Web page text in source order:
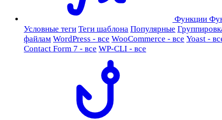
Функции
Условные теги Теги шаблона Популярные
файлам WordPress - все WooCommerce - все Yoast -
Contact Form 7 - все WP-CLI - все